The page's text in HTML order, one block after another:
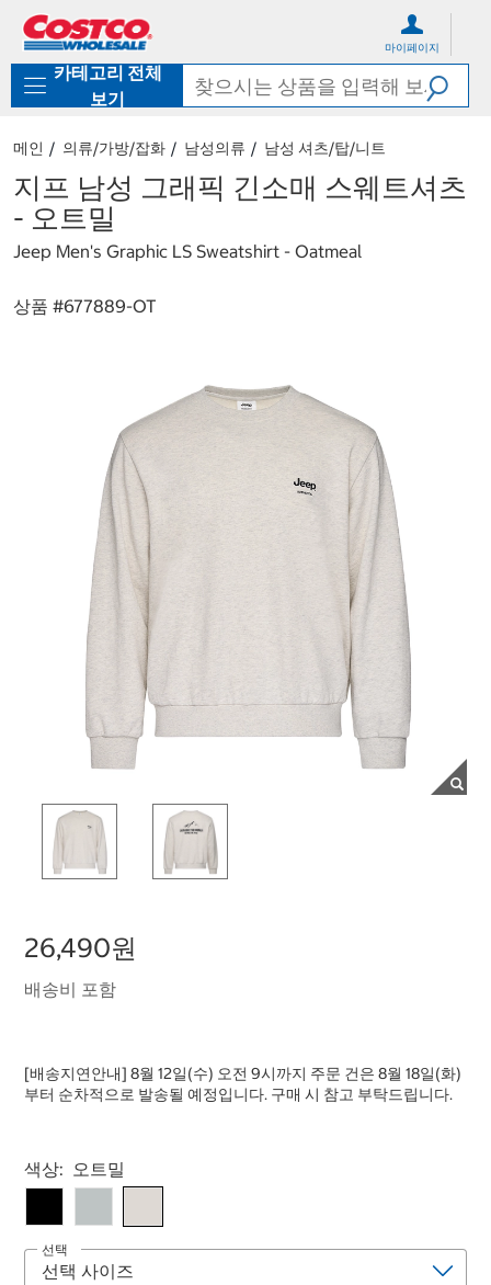
로
기
가
마이페이지
카테고리 전체
보기
메인 의류/가방/잡화 남성의류 남성 셔츠/탑/니트
지프 남성 그래픽 긴소매 스웨트셔츠
- 오트밀
Jeep Men's Graphic LS Sweatshirt - Oatmeal
상품 #677889-OT
26,490원
배송비 포함
[배송지연안내] 8월 12일(수) 오전 9시까지 주문 건은 8월 18일(화)
부터 순차적으로 발송될 예정입니다. 구매 시 참고 부탁드립니다.
Select product
색상: 오트밀
선택